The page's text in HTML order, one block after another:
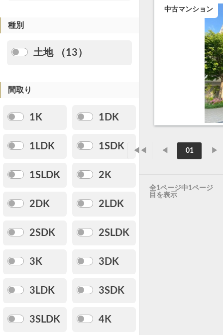
種別
土地 （13）
間取り
1K 1DK
1LDK 1SDK
1SLDK 2K
2DK 2LDK
2SDK 2SLDK
3K 3DK
3LDK 3SDK
3SLDK 4K
中古マンション
◀◀ ◀ 01 ▶
全1ページ中1ページ
目を表示